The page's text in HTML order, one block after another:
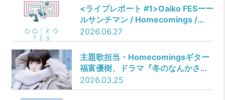
<ライブレポート #1>Oaiko FESーー
ルサンチマン / Homecomings /
fulusu / TIDAL CLUB / KOTORI
2026.06.27
主題歌担当・Homecomingsギター
福富優樹、ドラマ『冬のなんかさ、
春のなんかね』最終話に出演決定！
2026.03.25